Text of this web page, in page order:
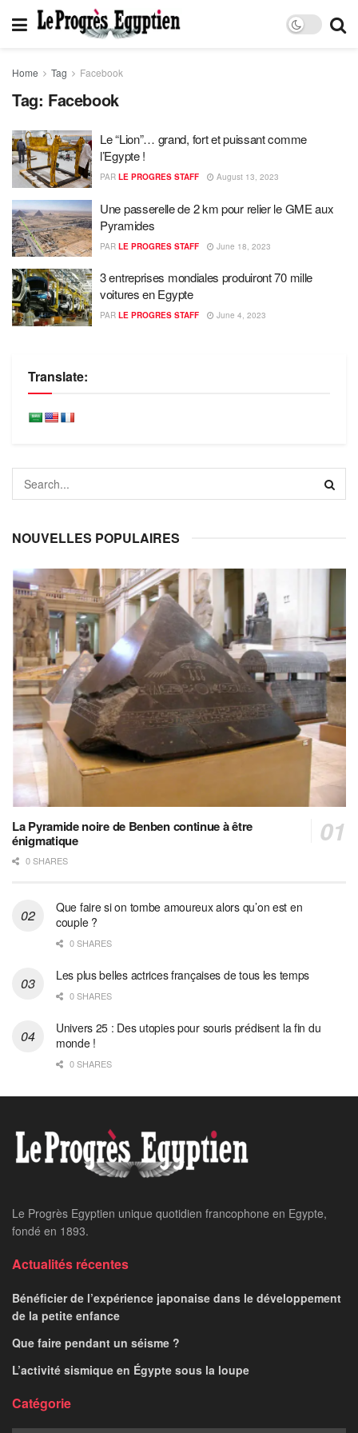
Home Tag Facebook
Tag: Facebook
Le “Lion”… grand, fort et puissant comme
l’Egypte !
PAR LE PROGRES STAFF August 13, 2023
Une passerelle de 2 km pour relier le GME aux
Pyramides
PAR LE PROGRES STAFF June 18, 2023
3 entreprises mondiales produiront 70 mille
voitures en Egypte
PAR LE PROGRES STAFF June 4, 2023
Translate:
NOUVELLES POPULAIRES
La Pyramide noire de Benben continue à être
énigmatique
0 SHARES
Que faire si on tombe amoureux alors qu’on est en
couple ?
0 SHARES
Les plus belles actrices françaises de tous les temps
0 SHARES
Univers 25 : Des utopies pour souris prédisent la fin du
monde !
0 SHARES
Le Progrès Egyptien unique quotidien francophone en Egypte,
fondé en 1893.
Actualités récentes
Bénéficier de l’expérience japonaise dans le développement
de la petite enfance
Que faire pendant un séisme ?
L’activité sismique en Égypte sous la loupe
Catégorie